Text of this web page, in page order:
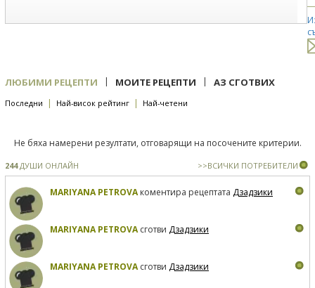
ЛЮБИМИ РЕЦЕПТИ | МОИТЕ РЕЦЕПТИ | АЗ СГОТВИХ
Последни | Най-висок рейтинг | Най-четени
Не бяха намерени резултати, отговарящи на посочените критерии.
244ДУШИ ОНЛАЙН >>ВСИЧКИ ПОТРЕБИТЕЛИ
MARIYANA PETROVAкоментира рецептата Дзадзики
MARIYANA PETROVAсготви Дзадзики
MARIYANA PETROVAсготви Дзадзики